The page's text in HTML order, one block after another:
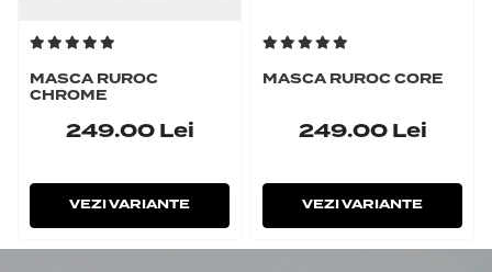
MASCA RUROC
CHROME
249.00 Lei
VEZI VARIANTE
MASCA RUROC CORE
249.00 Lei
VEZI VARIANTE